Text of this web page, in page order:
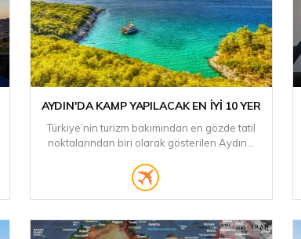
AYDIN'DA KAMP YAPILACAK EN İYI 10 YER
Türkiye’nin turizm bakımından en gözde tatil
noktalarından biri olarak gösterilen Aydın...